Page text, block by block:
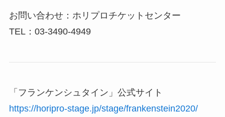
お問い合わせ：ホリプロチケットセンター
TEL：03-3490-4949
「フランケンシュタイン」公式サイト
https://horipro-stage.jp/stage/frankenstein2020/